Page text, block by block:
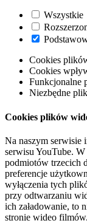
Wszystkie
Cookies
Cookies
Funkcjonalne
Niezbędne
Cookies plików
Na naszym serwisie
serwisu YouTube.
podmiotów trzecich
preferencje
wyłączenia tych
przy odtwarzaniu
ich załadowanie, to
stronie wideo filmów.